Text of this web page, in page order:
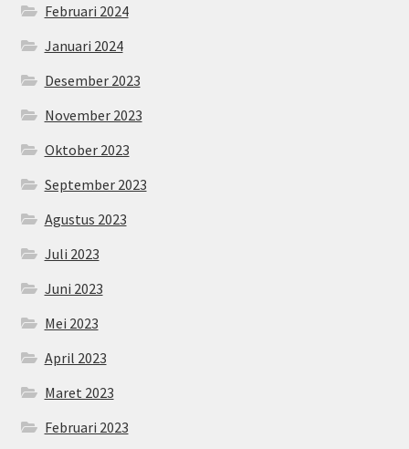
Februari 2024
Januari 2024
Desember 2023
November 2023
Oktober 2023
September 2023
Agustus 2023
Juli 2023
Juni 2023
Mei 2023
April 2023
Maret 2023
Februari 2023